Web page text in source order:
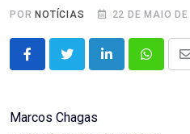
POR NOTÍCIAS 22 DE MAIO
LinkedIn
Marcos Chagas